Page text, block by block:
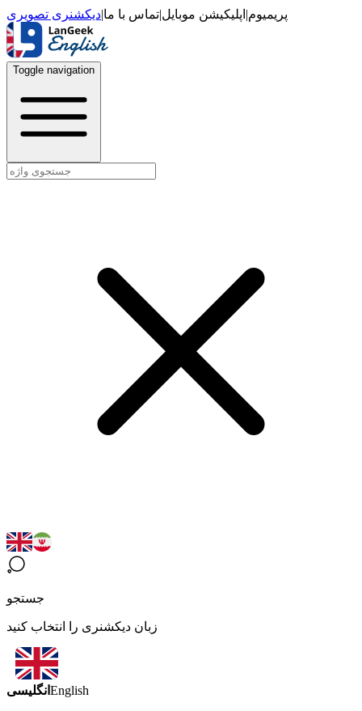
پریمیوم| اپلیکیشن موبایل|تماس با ما|دیکشنری تصویری
Toggle navigation
جستجو
زبان دیکشنری را انتخاب کنید
انگلیسی English